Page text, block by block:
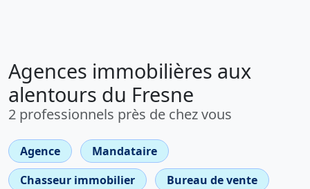
Agences immobilières aux
alentours du Fresne
2 professionnels près de chez vous
Agence
Mandataire
Chasseur immobilier
Bureau de vente